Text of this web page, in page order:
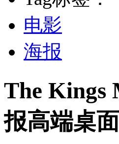
电影
海报
The Kings
报高端桌